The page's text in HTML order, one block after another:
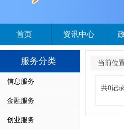
首页 资讯中心
服务分类
信息服务
金融服务
创业服务
当前位
共0记